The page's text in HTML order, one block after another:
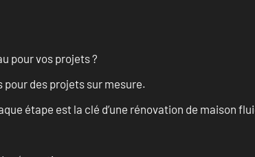
pour vos projets ?
pour des projets sur mesure.
étape est la clé d’une rénovation de maison